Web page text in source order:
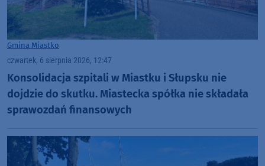
Gmina Miastko
czwartek, 6 sierpnia 2026, 12:47
Konsolidacja szpitali w Miastku i Słupsku nie
dojdzie do skutku. Miastecka spółka nie składała
sprawozdań finansowych